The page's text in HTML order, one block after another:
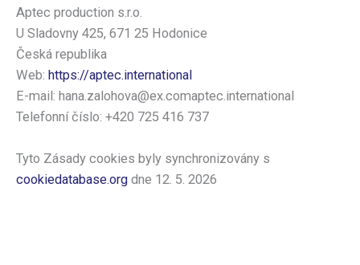
Aptec production s.r.o.
U Sladovny 425, 671 25 Hodonice
Česká republika
Web: https://aptec.international
E-mail: hana.zalohova@ex.comaptec.international
Telefonní číslo: +420 725 416 737
Tyto Zásady cookies byly synchronizovány s
cookiedatabase.org dne 12. 5. 2026